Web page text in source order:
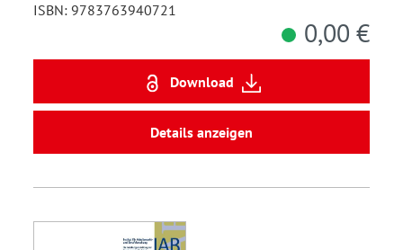
ISBN: 9783763940721
0,00 €
Download
Details anzeigen